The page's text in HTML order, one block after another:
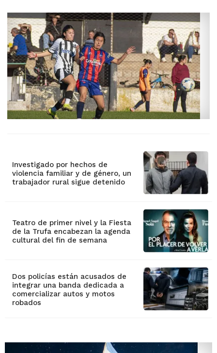
Investigado por hechos de
violencia familiar y de género, un
trabajador rural sigue detenido
Teatro de primer nivel y la Fiesta
de la Trufa encabezan la agenda
cultural del fin de semana
Dos policías están acusados de
integrar una banda dedicada a
comercializar autos y motos
robados